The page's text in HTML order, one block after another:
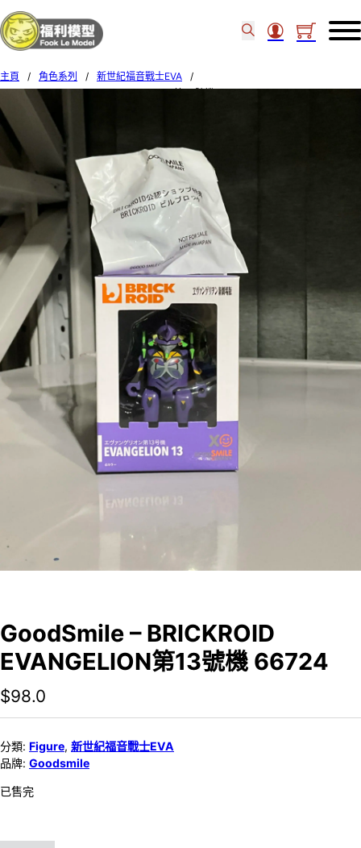
主頁 / 角色系列 / 新世紀福音戰士EVA
/
GoodSmile – BRICKROID EVANGELION第13號機 66724
GoodSmile – BRICKROID
EVANGELION第13號機 66724
$98.0
分類: Figure, 新世紀福音戰士EVA
品牌: Goodsmile
已售完